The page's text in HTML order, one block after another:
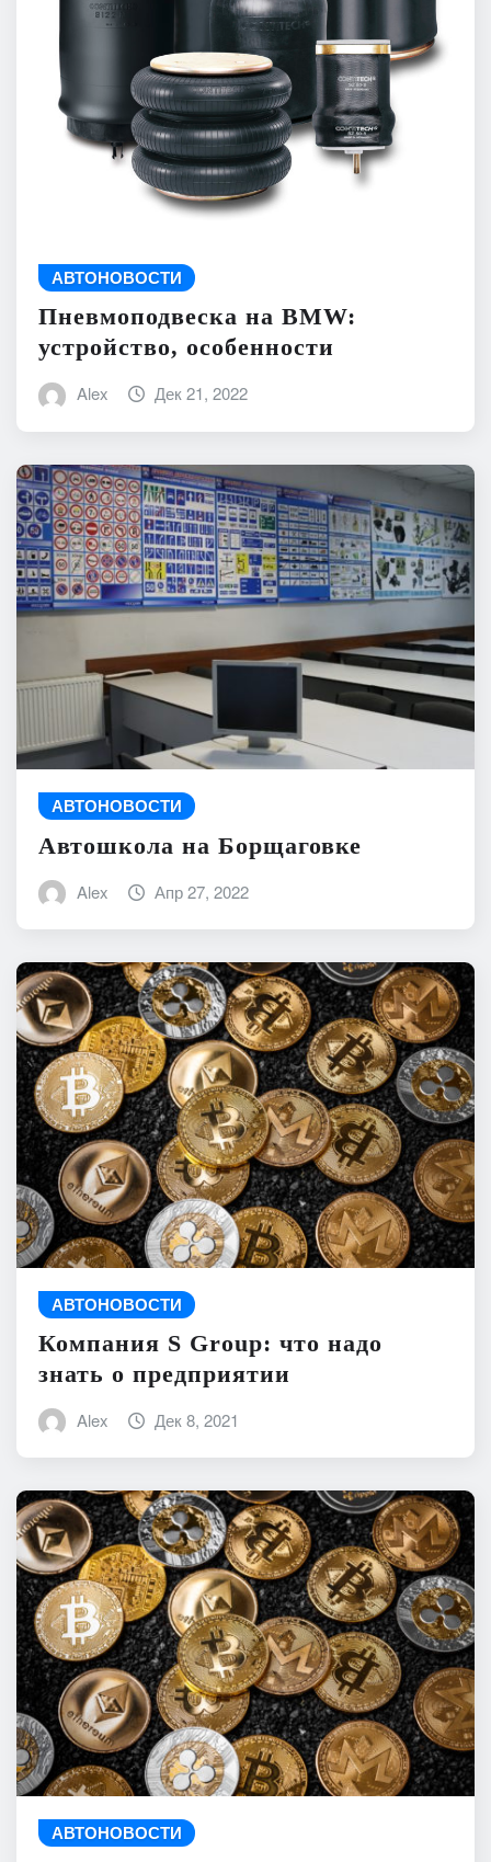
АВТОНОВОСТИ
Пневмоподвеска на BMW:
устройство, особенности
Alex Дек 21, 2022
АВТОНОВОСТИ
Автошкола на Борщаговке
Alex Апр 27, 2022
АВТОНОВОСТИ
Компания S Group: что надо
знать о предприятии
Alex Дек 8, 2021
АВТОНОВОСТИ